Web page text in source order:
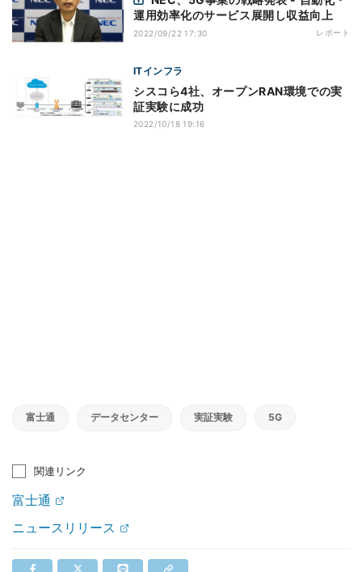
運用効率化のサービス展開し収益向上
2022/09/22 17:30 レポート
ITインフラ
シスコら4社、オープンRAN環境での実
証実験に成功
2022/10/18 19:16
富士通 データセンター 実証実験 5G
関連リンク
富士通
ニュースリリース